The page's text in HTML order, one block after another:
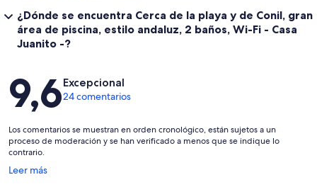
¿Dónde se encuentra Cerca de la playa y de Conil, gran
área de piscina, estilo andaluz, 2 baños, Wi-Fi - Casa
Juanito -?
Comentarios
9,6Excepcional
24 comentarios
Los comentarios se muestran en orden cronológico, están sujetos a un
proceso de moderación y se han verificado a menos que se indique lo
contrario.
Leer más
Se